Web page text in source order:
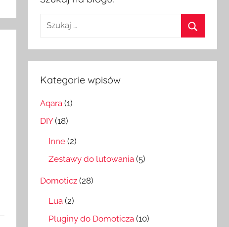
Szukaj:
Kategorie wpisów
Aqara (1)
DIY(18)
Inne (2)
Zestawy do lutowania (5)
Domoticz (28)
Lua (2)
Pluginy do Domoticza (10)